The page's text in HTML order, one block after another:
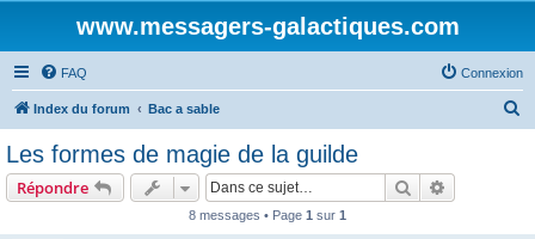
www.messagers-galactiques.com
FAQ Connexion
Index du forum Bac a sable
Les formes de magie de la guilde
Répondre Rechercher
8 messages • Page 1 sur 1